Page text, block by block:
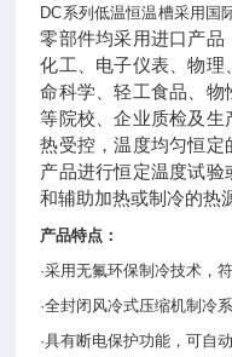
DC系列低温恒温槽采用国
零部件均采用进口产品
化工、电子仪表、物理
命科学、轻工食品、物
等院校、企业质检及
热受控，温度均匀恒定
产品进行恒定温度试
和辅助加热或制冷的热
产品特点：
·采用无氟环保制冷技术，
·全封闭风冷式压缩机制冷
·具有断电保护功能，可自